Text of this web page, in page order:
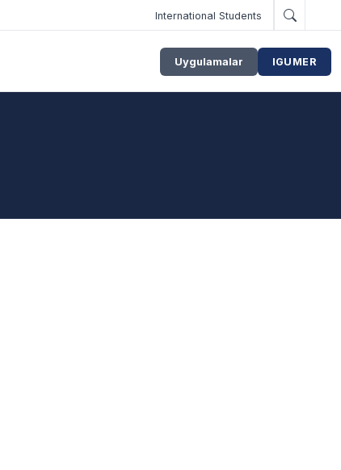
International Students
Uygulamalar IGUMER